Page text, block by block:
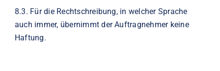
8.3. Für die Rechtschreibung, in welcher Sprache
auch immer, übernimmt der Auftragnehmer keine
Haftung.